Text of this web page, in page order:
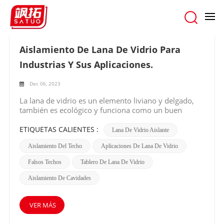
Aislamiento De Lana De Vidrio Para
Industrias Y Sus Aplicaciones.
Dec 06, 2023
La lana de vidrio es un elemento liviano y delgado,
también es ecológico y funciona como un buen
fibras de vidrio que también contienen cierta
puede clasificar en lana suelta y lana superfina. La
lana suelta se suele utilizar para fabricar lana de
vidrio y tablero de lana de vidrio lo que también evita
la presión del calor.Por qué elegir aislamiento de lana
aislamiento de lana de vidrio Está compuesto en un
80% de material de desecho. Podemos decir que es el
elemento ecológico más eficaz para utilizar en
ETIQUETAS CALIENTES : Lana De Vidrio Aislante
Aislamiento Del Techo Aplicaciones De Lana De Vidrio
Falsos Techos Tablero De Lana De Vidrio
Aislamiento De Cavidades
VER MÁS